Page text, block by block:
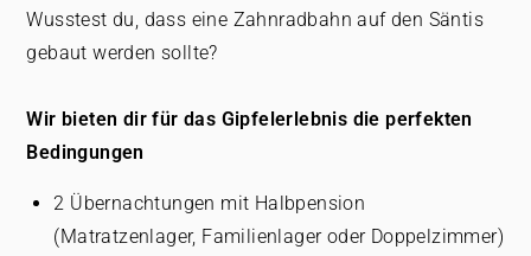
Wusstest du, dass eine Zahnradbahn auf den Säntis
gebaut werden sollte?
Wir bieten dir für das Gipfelerlebnis die perfekten
Bedingungen
2 Übernachtungen mit Halbpension
(Matratzenlager, Familienlager oder Doppelzimmer)